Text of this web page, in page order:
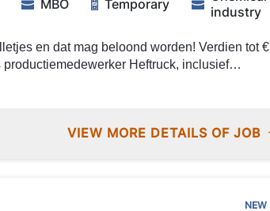
MBO Temporary
industry
en dat mag beloond worden! Verdien tot €
Heftruck, inclusief
jij je bezighouden met: Ophalen van
VIEW MORE DETAILS OF JOB
NEW